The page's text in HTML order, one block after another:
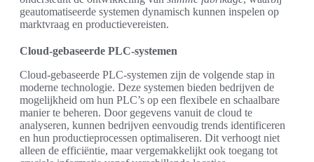
geautomatiseerde systemen dynamisch kunnen inspelen op
marktvraag en productievereisten.
Cloud-gebaseerde PLC-systemen
Cloud-gebaseerde PLC-systemen zijn de volgende stap in
moderne technologie. Deze systemen bieden bedrijven de
mogelijkheid om hun PLC’s op een flexibele en schaalbare
manier te beheren. Door gegevens vanuit de cloud te
analyseren, kunnen bedrijven eenvoudig trends identificeren
en hun productieprocessen optimaliseren. Dit verhoogt niet
alleen de efficiëntie, maar vergemakkelijkt ook toegang tot